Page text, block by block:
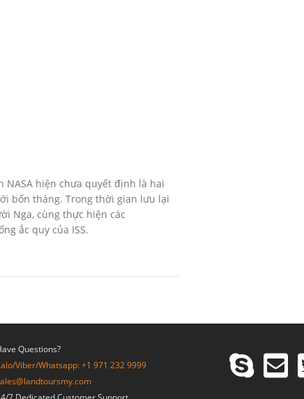
NASA hiện chưa quyết định là hai
bốn tháng. Trong thời gian lưu lại
Nga, cùng thực hiện các
ắc quy của ISS.
Questions?
Viber/Whatsapp: +1 971 232 9999